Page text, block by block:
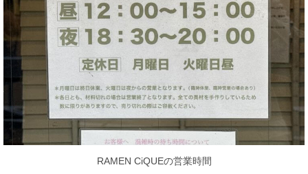
RAMEN CiQUEの営業時間